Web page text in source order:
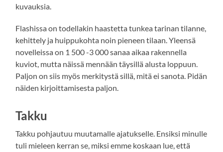
kuvauksia.
Flashissa on todellakin haastetta tunkea tarinan tilanne,
kehittely ja huippukohta noin pieneen tilaan. Yleensä
novelleissa on 1 500 -3 000 sanaa aikaa rakennella
kuviot, mutta näissä mennään täysillä alusta loppuun.
Paljon on siis myös merkitystä sillä, mitä ei sanota. Pidän
näiden kirjoittamisesta paljon.
Takku
Takku pohjautuu muutamalle ajatukselle. Ensiksi minulle
tuli mieleen kerran se, miksi emme koskaan lue, että